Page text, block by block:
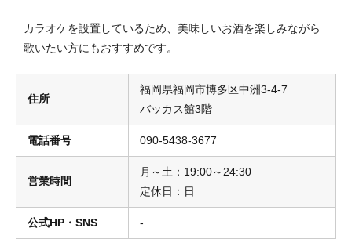
カラオケを設置しているため、美味しいお酒を楽しみながら
歌いたい方にもおすすめです。
住所
福岡県福岡市博多区中洲3-4-7
バッカス館3階
電話番号 090-5438-3677
営業時間
月～土：19:00～24:30
定休日：日
公式HP・SNS ‐